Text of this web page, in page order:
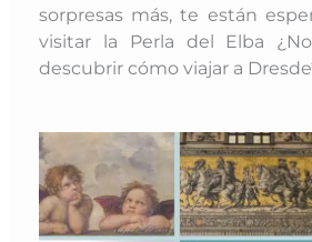
sorpresas más, te están
visitar la Perla del Elba
descubrir cómo viajar a